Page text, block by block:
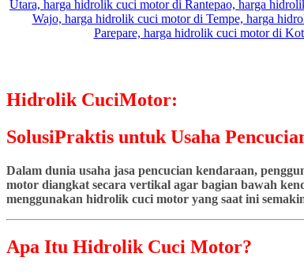
Hidrolik CuciMotor:
SolusiPraktis untuk Usaha
Dalam dunia usaha jasa pencucian kendaraan,
motor diangkat secara vertikal agar bagian bawah
menggunakan hidrolik cuci motor yang saat ini
Apa Itu Hidrolik Cuci Motor?